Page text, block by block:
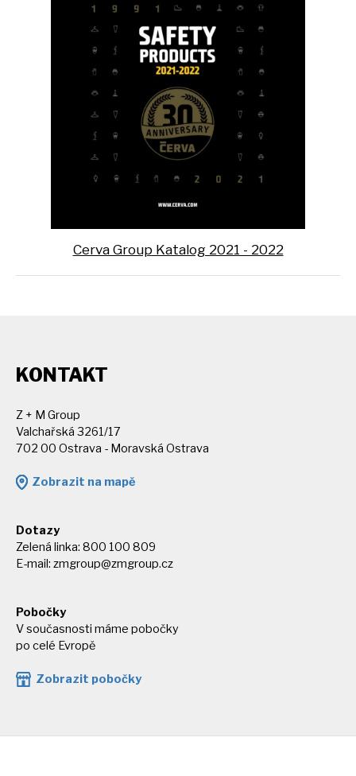
Cerva Group Katalog 2021 - 2022
KONTAKT
Z + M Group
Valchařská 3261/17
702 00 Ostrava - Moravská Ostrava
Zobrazit na mapě
Dotazy
Zelená linka: 800 100 809
E-mail: zmgroup@zmgroup.cz
Pobočky
V současnosti máme pobočky
po celé Evropě
Zobrazit pobočky